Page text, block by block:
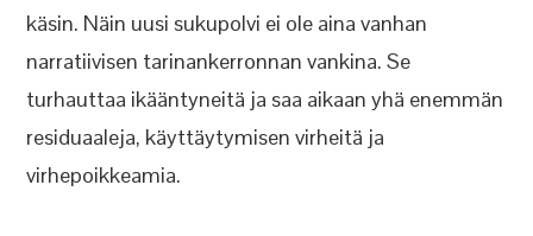
käsin. Näin uusi sukupolvi ei ole aina vanhan
narratiivisen tarinankerronnan vankina. Se
turhauttaa ikääntyneitä ja saa aikaan yhä enemmän
residuaaleja, käyttäytymisen virheitä ja
virhepoikkeamia.